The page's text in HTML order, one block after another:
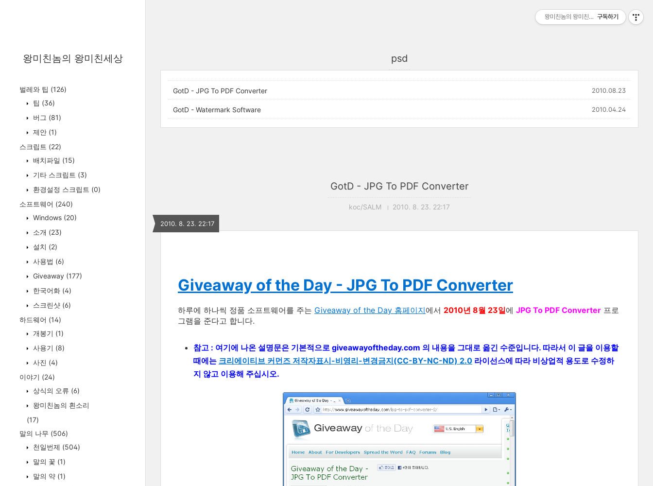
왕미친놈의 왕미친세상
벌레와 팁 (126)
팁 (36)
버그 (81)
제안 (1)
스크립트 (22)
배치파일 (15)
기타 스크립트 (3)
환경설정 스크립트 (0)
소프트웨어 (240)
Windows (20)
소개 (23)
설치 (2)
사용법 (6)
Giveaway (177)
한국어화 (4)
스크린샷 (6)
하드웨어 (14)
개봉기 (1)
사용기 (8)
사진 (4)
이야기 (24)
상식의 오류 (6)
왕미친놈의 흰소리
(17)
말의 나무 (506)
천일번제 (504)
말의 꽃 (1)
말의 약 (1)
psd
GotD - JPG To PDF Converter 2010.08.23
GotD - Watermark Software 2010.04.24
GotD - JPG To PDF Converter
koc/SALM 2010. 8. 23. 22:17
2010. 8. 23. 22:17
Giveaway of the Day - JPG To PDF Converter
하루에 하나씩 정품 소프트웨어를 주는 Giveaway of the Day 홈페이지에서 2010년 8월 23일에 JPG To PDF Converter 프로
그램을 준다고 합니다.
참고 : 여기에 나온 설명문은 기본적으로 giveawayoftheday.com 의 내용을 그대로 옮긴 수준입니다. 따라서 이 글을 이용할
때에는 크리에이티브 커먼즈 저작자표시-비영리-변경금지(CC-BY-NC-ND) 2.0 라이선스에 따라 비상업적 용도로 수정하
지 않고 이용해 주십시오.
왕미친놈의 왕미친세상구독하기